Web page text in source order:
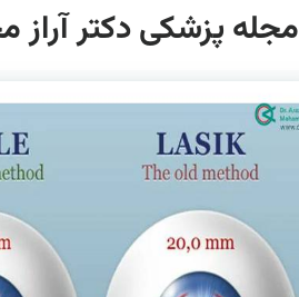
مجله پزشکی دکتر آراز